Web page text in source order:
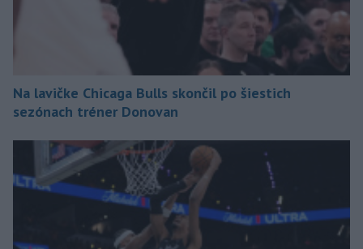
Na lavičke Chicaga Bulls skončil po šiestich
sezónach tréner Donovan